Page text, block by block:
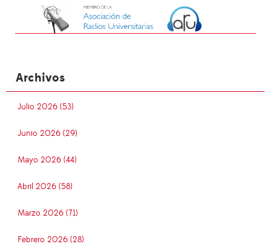
Archivos
Julio 2026 (53)
Junio 2026 (29)
Mayo 2026 (44)
Abril 2026 (58)
Marzo 2026 (71)
Febrero 2026 (28)